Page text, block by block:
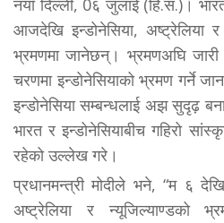
नयाँ दिल्ली, 0६ जुलाई (हि.स.)।
आजदेखि इन्डोनेसिया, अष्ट्रेलिया र
भ्रमणमा जानेछन्। भ्रमणअघि जारी
चरणमा इन्डोनेसियाको भ्रमण गर्ने
इन्डोनेसिया सम्बन्धलाई अझ सुदृढ़
भारत र इन्डोनेसियाबीच गहिरो
रहेको उल्लेख गरे।
प्रधानमन्त्री मोदीले भने, “म ६
अष्ट्रेलिया र न्यूजिल्याण्डको